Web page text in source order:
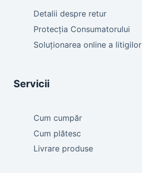
Detalii despre retur
Protecția Consumatorului
Soluționarea online a litigilor
Servicii
Cum cumpăr
Cum plătesc
Livrare produse